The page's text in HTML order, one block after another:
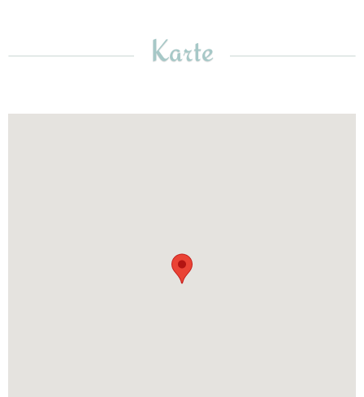
Karte